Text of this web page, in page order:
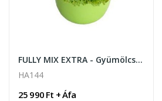
FULLY MIX EXTRA - Gyümölcskosár
HA144
25 990 Ft + Áfa